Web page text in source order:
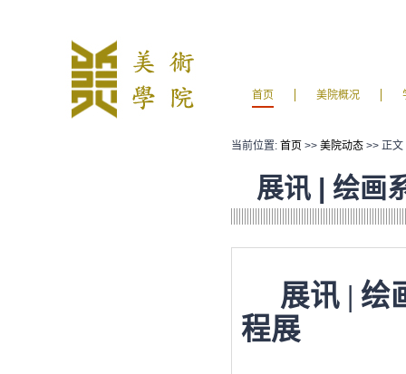
首页 美院概况
当前位置: 首页 >> 美院动态 >> 正文
展讯 | 绘画
展讯| 绘
程展